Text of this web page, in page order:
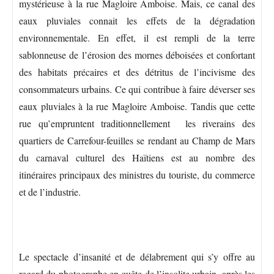
mystérieuse à la rue Magloire Amboise. Mais, ce canal des
eaux pluviales connait les effets de la dégradation
environnementale. En effet, il est rempli de la terre
sablonneuse de l’érosion des mornes déboisées et confortant
des habitats précaires et des détritus de l’incivisme des
consommateurs urbains. Ce qui contribue à faire déverser ses
eaux pluviales à la rue Magloire Amboise. Tandis que cette
rue qu’empruntent traditionnellement les riverains des
quartiers de Carrefour-feuilles se rendant au Champ de Mars
du carnaval culturel des Haïtiens est au nombre des
itinéraires principaux des ministres du touriste, du commerce
et de l’industrie.
Le spectacle d’insanité et de délabrement qui s’y offre au